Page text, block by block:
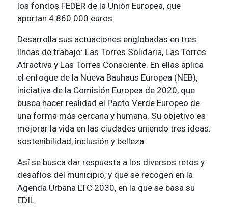
los fondos FEDER de la Unión Europea, que
aportan 4.860.000 euros.
Desarrolla sus actuaciones englobadas en tres
líneas de trabajo: Las Torres Solidaria, Las Torres
Atractiva y Las Torres Consciente. En ellas aplica
el enfoque de la Nueva Bauhaus Europea (NEB),
iniciativa de la Comisión Europea de 2020, que
busca hacer realidad el Pacto Verde Europeo de
una forma más cercana y humana. Su objetivo es
mejorar la vida en las ciudades uniendo tres ideas:
sostenibilidad, inclusión y belleza.
Así se busca dar respuesta a los diversos retos y
desafíos del municipio, y que se recogen en la
Agenda Urbana LTC 2030, en la que se basa su
EDIL.